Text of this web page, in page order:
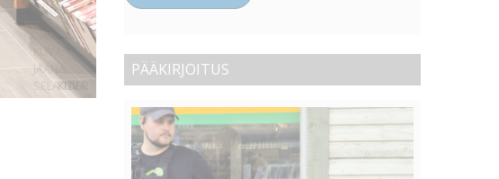
KUVA:
KUVA:
JAANA
SELANDER
PÄÄKIRJOITUS